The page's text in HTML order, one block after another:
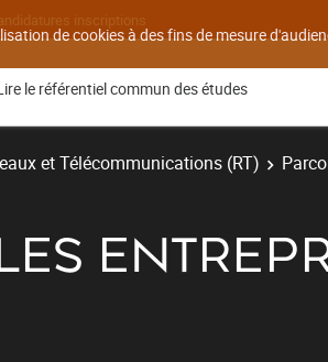
de cookies à des fins de mesure
inscriptions
le référentiel commun des études
et Télécommunications (RT)